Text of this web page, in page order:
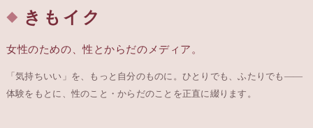
きもイク
女性のための、性とからだのメディア。
「気持ちいい」を、もっと自分のものに。ひとりでも、ふたりでも——
体験をもとに、性のこと・からだのことを正直に綴ります。